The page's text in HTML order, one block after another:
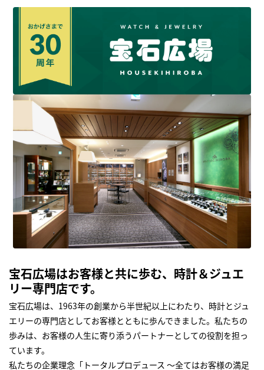
宝石広場はお客様と共に歩む、時計＆ジュエ
リー専門店です。
宝石広場は、1963年の創業から半世紀以上にわたり、時計とジュ
エリーの専門店としてお客様とともに歩んできました。私たちの
歩みは、お客様の人生に寄り添うパートナーとしての役割を担っ
ています。
私たちの企業理念「トータルプロデュース ～全てはお客様の満足